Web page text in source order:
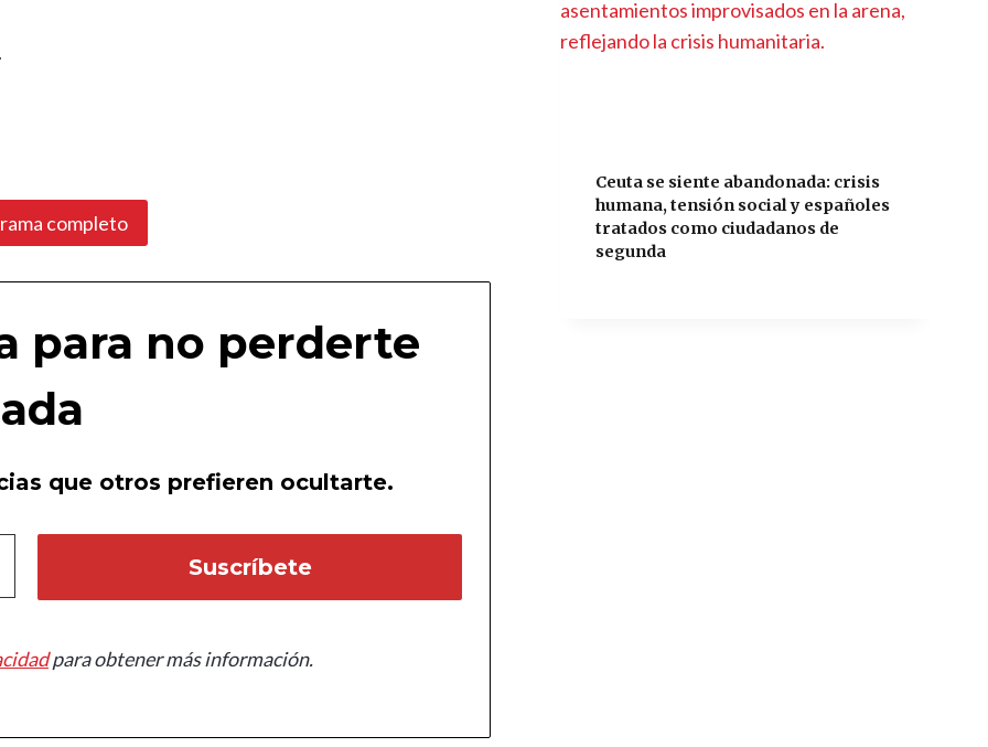
completo
para no perderte
que otros prefieren ocultarte.
para obtener más información.
Ceuta se siente abandonada: crisis
humana, tensión social y españoles
tratados como ciudadanos de
segunda